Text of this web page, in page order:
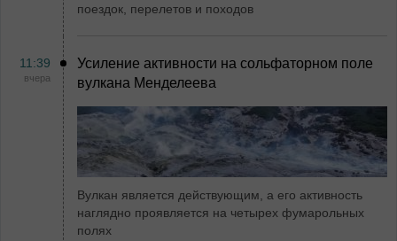
поездок, перелетов и походов
11:39
вчера
Усиление активности на сольфаторном поле
вулкана Менделеева
Вулкан является действующим, а его активность
наглядно проявляется на четырех фумарольных
полях